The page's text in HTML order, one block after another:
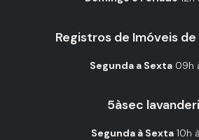
Registros de Imóveis
Segunda a Sexta 09h
5àsec
Segunda à Sexta 10h